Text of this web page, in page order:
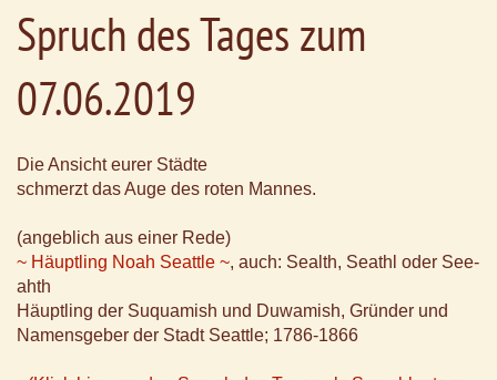
Spruch des Tages zum
07.06.2019
Die Ansicht eurer Städte
schmerzt das Auge des roten Mannes.
(angeblich aus einer Rede)
~ Häuptling Noah Seattle ~, auch: Sealth, Seathl oder See-
ahth
Häuptling der Suquamish und Duwamish, Gründer und
Namensgeber der Stadt Seattle; 1786-1866